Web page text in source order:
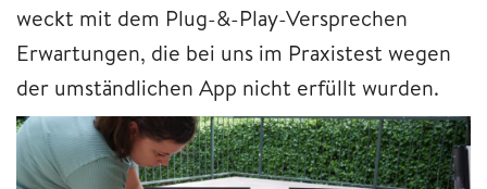
weckt mit dem Plug-&-Play-Versprechen
Erwartungen, die bei uns im Praxistest wegen
der umständlichen App nicht erfüllt wurden.